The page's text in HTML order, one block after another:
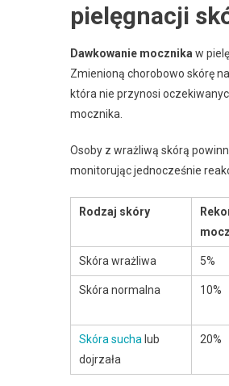
pielęgnacji
Dawkowanie mocznikaw
Zmienioną chorobowo skórę
która nie przynosi
mocznika.
Osoby z wrażliwą skórą
monitorując jednocześnie
Rodzaj skóry
Skóra wrażliwa 5%
Skóra normalna 10%
Skóra sucha lub
dojrzała
20%